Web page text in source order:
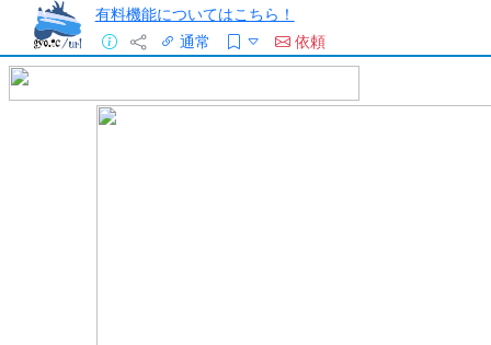
有料機能についてはこちら！
通常
依頼